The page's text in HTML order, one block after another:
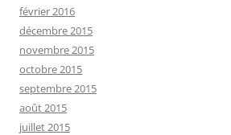
février 2016
décembre 2015
novembre 2015
octobre 2015
septembre 2015
août 2015
juillet 2015